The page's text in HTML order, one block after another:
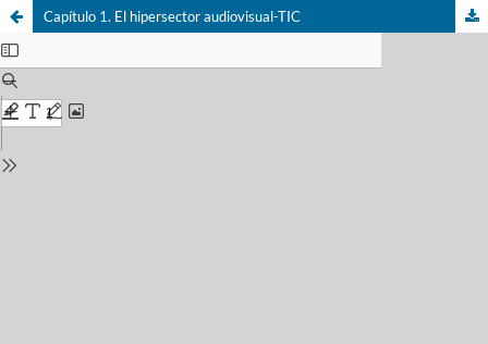
Capítulo 1. El hipersector audiovisual-TIC